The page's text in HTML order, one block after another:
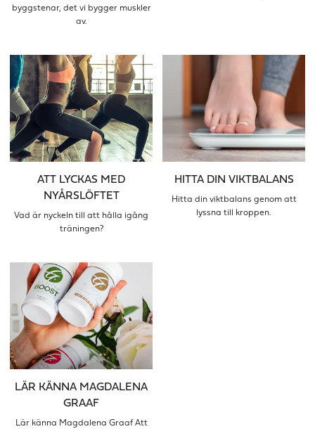
byggstenar, det vi bygger muskler
av.
ATT LYCKAS MED
NYÅRSLÖFTET
Vad är nyckeln till att hålla igång
träningen?
HITTA DIN VIKTBALANS
Hitta din viktbalans genom att
lyssna till kroppen.
LÄR KÄNNA MAGDALENA
GRAAF
Lär känna Magdalena Graaf Att